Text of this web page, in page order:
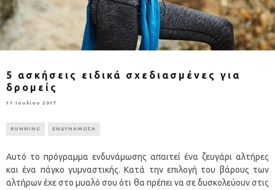
5 ασκήσεις ειδικά σχεδιασμένες για
δρομείς
11 Ιουλίου 2017
RUNNING ΕΝΔΥΝΑΜΩΣΗ
Αυτό το πρόγραμμα ενδυνάμωσης απαιτεί ένα ζευγάρι αλτήρες
και ένα πάγκο γυμναστικής. Κατά την επιλογή του βάρους των
αλτήρων έχε στο μυαλό σου ότι θα πρέπει να σε δυσκολεύουν στις